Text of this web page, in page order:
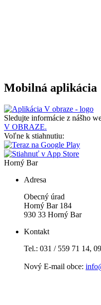
Mobilná aplikácia
Sledujte informácie z nášho
V OBRAZE.
Voľne k stiahnutiu:
Horný Bar
Adresa
Obecný úrad
Horný Bar 184
930 33 Horný Bar
Kontakt
Tel.: 031 / 559 71 14,
Nový E-mail obce: